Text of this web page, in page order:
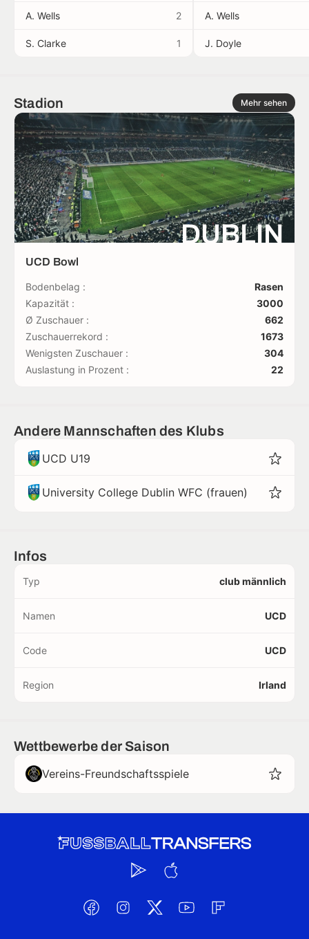
A. Wells 2
S. Clarke 1
A. Wells
J. Doyle
Stadion Mehr sehen
DUBLIN
UCD Bowl
Bodenbelag :
Rasen
Kapazität :
3000
Ø Zuschauer :
662
Zuschauerrekord :
1673
Wenigsten Zuschauer :
304
Auslastung in Prozent :
22
Andere Mannschaften des Klubs
UCD U19
University College Dublin WFC (frauen)
Infos
Typ club männlich
Namen UCD
Code UCD
Region Irland
Wettbewerbe der Saison
Vereins-Freundschaftsspiele